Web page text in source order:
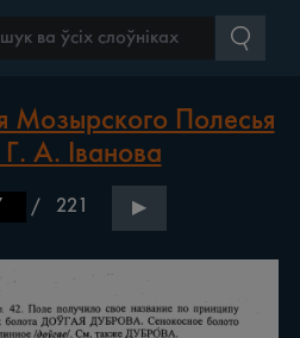
Мозырского Полесья
А. Іванова
/ 221 ▶